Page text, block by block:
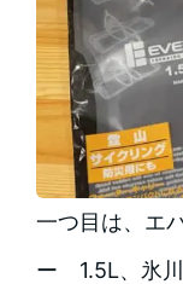
一つ目は、エ
ー 1.5L、氷川